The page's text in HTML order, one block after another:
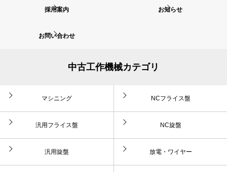
採用案内 お知らせ
お問い合わせ
中古工作機械カテゴリ
マシニング NCフライス盤
汎用フライス盤 NC旋盤
汎用旋盤 放電・ワイヤー